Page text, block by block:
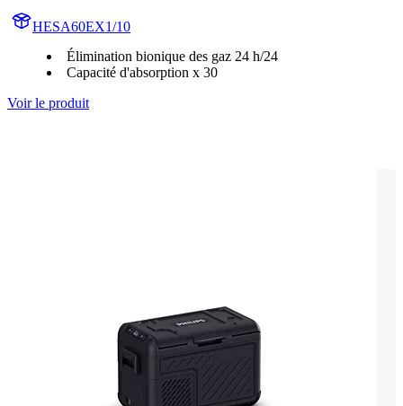
HESA60EX1/10
Élimination bionique des gaz 24 h/24
Capacité d'absorption x 30
Voir le produit